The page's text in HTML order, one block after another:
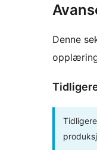
Denne